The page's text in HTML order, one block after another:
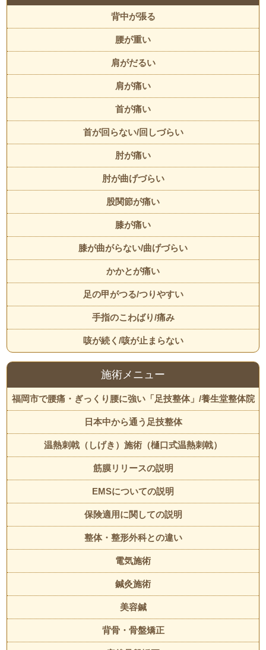
背中が張る
腰が重い
肩がだるい
肩が痛い
首が痛い
首が回らない/回しづらい
肘が痛い
肘が曲げづらい
股関節が痛い
膝が痛い
膝が曲がらない/曲げづらい
かかとが痛い
足の甲がつる/つりやすい
手指のこわばり/痛み
咳が続く/咳が止まらない
施術メニュー
福岡市で腰痛・ぎっくり腰に強い「足技整体」/養生堂整体院
日本中から通う足技整体
温熱刺戟（しげき）施術（樋口式温熱刺戟）
筋膜リリースの説明
EMSについての説明
保険適用に関しての説明
整体・整形外科との違い
電気施術
鍼灸施術
美容鍼
背骨・骨盤矯正